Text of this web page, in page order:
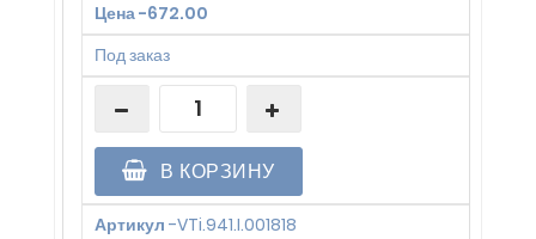
Цена-672.00
Под заказ
В КОРЗИНУ
Артикул -VTi.941.I.001818